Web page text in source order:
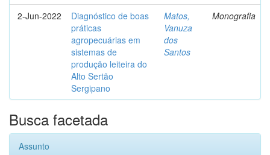
2-Jun-2022
Diagnóstico de boas
práticas
agropecuárias em
sistemas de
produção leiteira do
Alto Sertão
Sergipano
Matos,
Vanuza
dos
Santos
Monografia
Busca facetada
Assunto